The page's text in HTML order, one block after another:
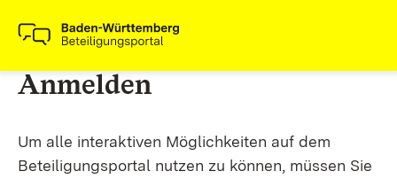
Anmelden
Um alle interaktiven Möglichkeiten auf dem
Beteiligungsportal nutzen zu können, müssen Sie